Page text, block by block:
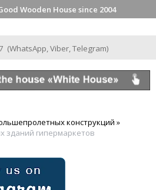
Wooden House since 2004
(WhatsApp,Viber,Telegram)
конструкций »
зданий гипермаркетов